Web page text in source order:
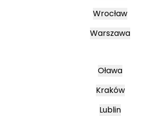
Wrocław
Warszawa
Oława
Kraków
Lublin